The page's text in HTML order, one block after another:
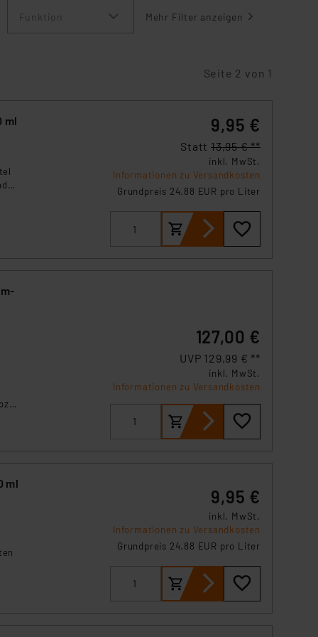
Funktion Mehr Filter anzeigen
Seite 2 von 1
ml 9,95 €
Statt 13,95 € **
inkl. MwSt.
Informationen zu Versandkosten
Grundpreis 24.88 EUR pro Liter
127,00 €
UVP 129,99 € **
inkl. MwSt.
Informationen zu Versandkosten
ml
9,95 €
inkl. MwSt.
Informationen zu Versandkosten
Grundpreis 24.88 EUR pro Liter